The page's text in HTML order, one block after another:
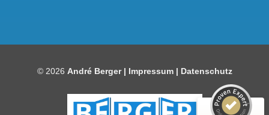
© 2026 André Berger | Impressum| Datenschutz
Empfehlungen auf